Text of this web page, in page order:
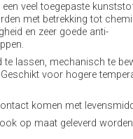
veel toegepaste
met betrekking tot
en zeer goede anti-
te lassen, mechanisch te
voor hogere
komen met
op maat geleverd